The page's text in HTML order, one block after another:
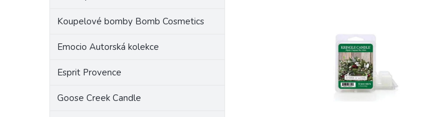
Koupelové bomby Bomb Cosmetics
Emocio Autorská kolekce
Esprit Provence
Goose Creek Candle